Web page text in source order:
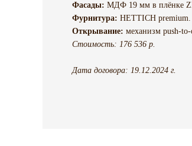
Фасады: МДФ 19 мм в плёнке
Фурнитура: HETTICH premium.
Открывание: механизм push-to-
Стоимость: 176 536 р.
Дата договора: 19.12.2024 г.